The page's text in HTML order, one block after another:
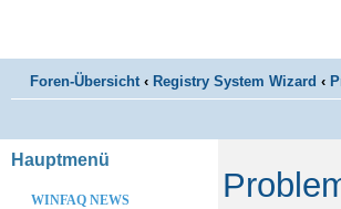
Foren-Übersicht ‹ Registry System Wizard ‹
Hauptmenü
WINFAQ NEWS